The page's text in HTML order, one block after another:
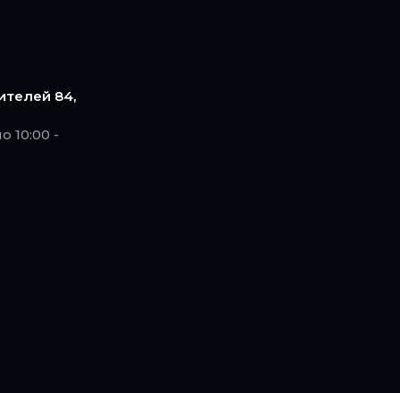
84,
10:00 -